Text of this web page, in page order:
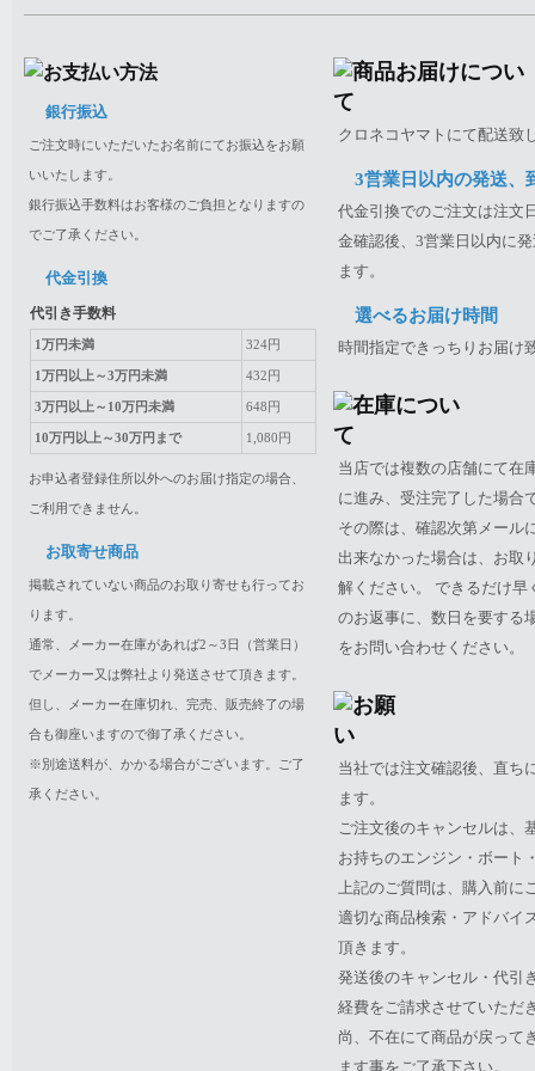
銀行振込
ご注文時にいただいたお名前にてお振込をお願
いいたします。
銀行振込手数料はお客様のご負担となりますの
でご了承ください。
代金引換
代引き手数料
1万円未満 324円
1万円以上～3万円未満 432円
3万円以上～10万円未満 648円
10万円以上～30万円まで 1,080円
お申込者登録住所以外へのお届け指定の場合、
ご利用できません。
お取寄せ商品
掲載されていない商品のお取り寄せも行ってお
ります。
通常、メーカー在庫があれば2～3日（営業日）
でメーカー又は弊社より発送させて頂きます。
但し、メーカー在庫切れ、完売、販売終了の場
合も御座いますので御了承ください。
※別途送料が、かかる場合がございます。ご了
承ください。
クロネコヤマトにて配送致
3営業日以内の発送、
代金引換でのご注文は注文
金確認後、3営業日以内に
ます。
選べるお届け時間
時間指定できっちりお届け
当店では複数の店舗にて在
に進み、受注完了した場合
その際は、確認次第メール
出来なかった場合は、お取
解ください。 できるだけ
のお返事に、数日を要する
をお問い合わせください。
当社では注文確認後、直ち
ます。
ご注文後のキャンセルは、
お持ちのエンジン・ボート
上記のご質問は、購入前に
適切な商品検索・アドバイ
頂きます。
発送後のキャンセル・代引
経費をご請求させていただ
尚、不在にて商品が戻って
ます事をご了承下さい。